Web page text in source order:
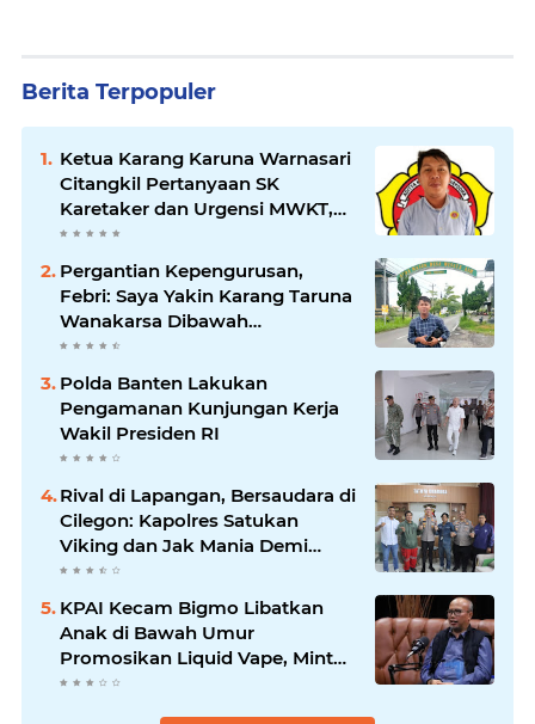
Berita Terpopuler
Ketua Karang Karuna Warnasari
Citangkil Pertanyaan SK
Karetaker dan Urgensi MWKT,
Saat Suasana Berduka
Pergantian Kepengurusan,
Febri: Saya Yakin Karang Taruna
Wanakarsa Dibawah
Kepemimpinan Bung Entus
Jauh Membawa Manfaat
Polda Banten Lakukan
Pengamanan Kunjungan Kerja
Wakil Presiden RI
Rival di Lapangan, Bersaudara di
Cilegon: Kapolres Satukan
Viking dan Jak Mania Demi
Nobar Damai Piala Presiden
KPAI Kecam Bigmo Libatkan
Anak di Bawah Umur
Promosikan Liquid Vape, Minta
Aparat Bertindak Tegas